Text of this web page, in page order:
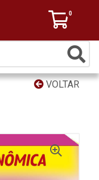
0
VOLTAR